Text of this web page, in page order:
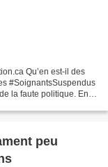
Qu’en est-il des
#SoignantsSuspendus
la faute politique. En
peu